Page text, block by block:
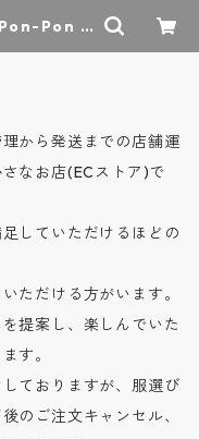
Pon b
から発送までの店舗運
なお店(ECストア)で
していただけるほどの
ただける方がいます。
提案し、楽しんでいた
す。
ておりますが、服選び
のご注文キャンセル、